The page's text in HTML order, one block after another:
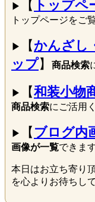
▶ 【 トップペ
トップページをご
▶ 【かんざし
ップ】 商品検索
▶ 【和装小物
商品検索にご活用
▶ 【 ブログ内
画像が一覧できます
本日はお立ち寄り
を心よりお待ちし